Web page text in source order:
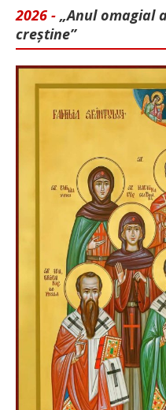
2026 - „Anul omagial
creștine”